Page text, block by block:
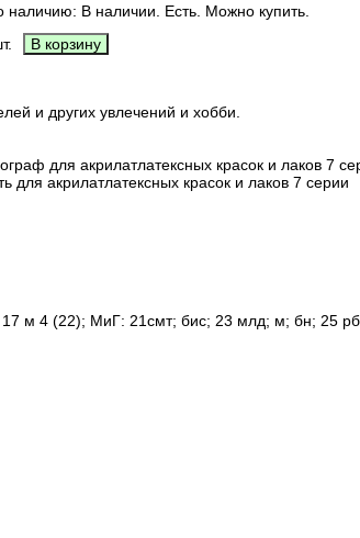
наличию: В наличии. Есть. Можно купить.
и других увлечений и хобби.
для акрилатлатексных красок и лаков 7
для акрилатлатексных красок и лаков 7 серии
м 4 (22); МиГ: 21смт; бис; 23 млд; м; бн; 25